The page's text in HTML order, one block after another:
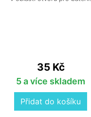
Cena
35 Kč
5 a více skladem
Přidat do košíku